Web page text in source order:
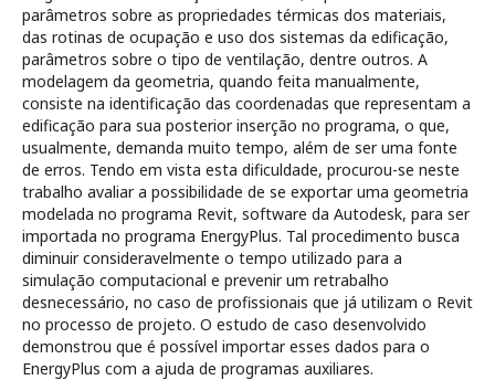
parâmetros sobre as propriedades térmicas dos materiais,
das rotinas de ocupação e uso dos sistemas da edificação,
parâmetros sobre o tipo de ventilação, dentre outros. A
modelagem da geometria, quando feita manualmente,
consiste na identificação das coordenadas que representam a
edificação para sua posterior inserção no programa, o que,
usualmente, demanda muito tempo, além de ser uma fonte
de erros. Tendo em vista esta dificuldade, procurou-se neste
trabalho avaliar a possibilidade de se exportar uma geometria
modelada no programa Revit, software da Autodesk, para ser
importada no programa EnergyPlus. Tal procedimento busca
diminuir consideravelmente o tempo utilizado para a
simulação computacional e prevenir um retrabalho
desnecessário, no caso de profissionais que já utilizam o Revit
no processo de projeto. O estudo de caso desenvolvido
demonstrou que é possível importar esses dados para o
EnergyPlus com a ajuda de programas auxiliares.